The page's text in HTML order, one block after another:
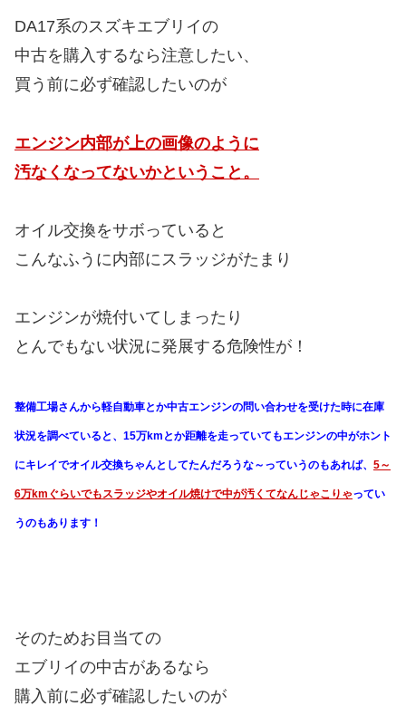
DA17系のスズキエブリイの
中古を購入するなら注意したい、
買う前に必ず確認したいのが
エンジン内部が上の画像のように
汚なくなってないかということ。
オイル交換をサボっていると
こんなふうに内部にスラッジがたまり
エンジンが焼付いてしまったり
とんでもない状況に発展する危険性が！
整備工場さんから軽自動車とか中古エンジンの問い合わせを受けた時に在庫
状況を調べていると、15万kmとか距離を走っていてもエンジンの中がホント
にキレイでオイル交換ちゃんとしてたんだろうな～っていうのもあれば、 5～
6万kmぐらいでもスラッジやオイル焼けで中が汚くてなんじゃこりゃってい
うのもあります！
そのためお目当ての
エブリイの中古があるなら
購入前に必ず確認したいのが